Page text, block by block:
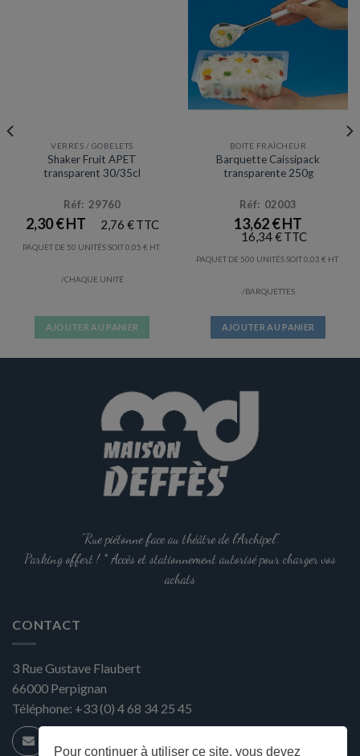
Pour continuer à utiliser ce site, vous devez
Prix en baisse
VERRES / GOBELETS
Shaker Fruit APET
transparent 30/35cl
Réf: 29760
2,30€ 2,76 €
PAQUET DE 50 UNITÉS SOIT0,05 €
/CHAQUE UNITÉ
AJOUTER AU PANIER
BOITE FRAÎCHEUR
Barquette Caissipack
transparente 250g
Réf: 02003
13,62€
16,34€
PAQUET DE 500 UNITÉS SOIT0,03 €
/BARQUETTES
AJOUTER AU PANIER
"Rue piétonne face au théâtre de l'Archipel".
Parking offert ! * Accès et stationnement autorisé pour charger vos
achats
CONTACT
3 Rue Gustave Flaubert
66000 Perpignan
Téléphone: +33 (0) 4 68 34 25 45